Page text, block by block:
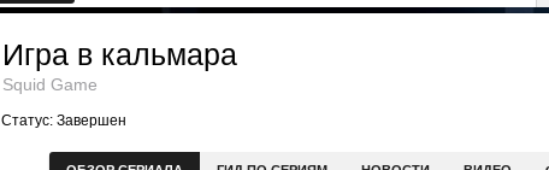
Игра в кальмара
Squid Game
Статус: Завершен